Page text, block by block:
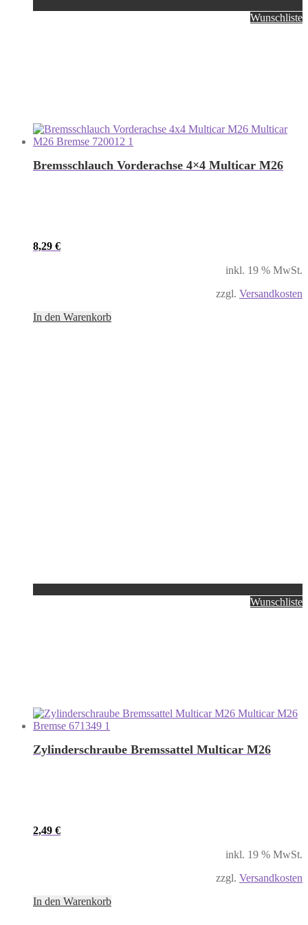
Wunschliste
Bremsschlauch Vorderachse 4×4 Multicar M26
8,29 €
inkl. 19 % MwSt.
zzgl. Versandkosten
In den Warenkorb
Wunschliste
Zylinderschraube Bremssattel Multicar M26
2,49 €
inkl. 19 % MwSt.
zzgl. Versandkosten
In den Warenkorb